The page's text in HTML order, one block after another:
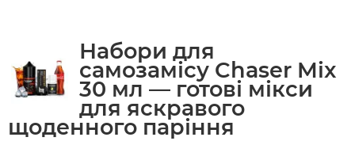
Набори для
самозамісу Chaser Mix
30 мл — готові мікси
для яскравого
щоденного паріння